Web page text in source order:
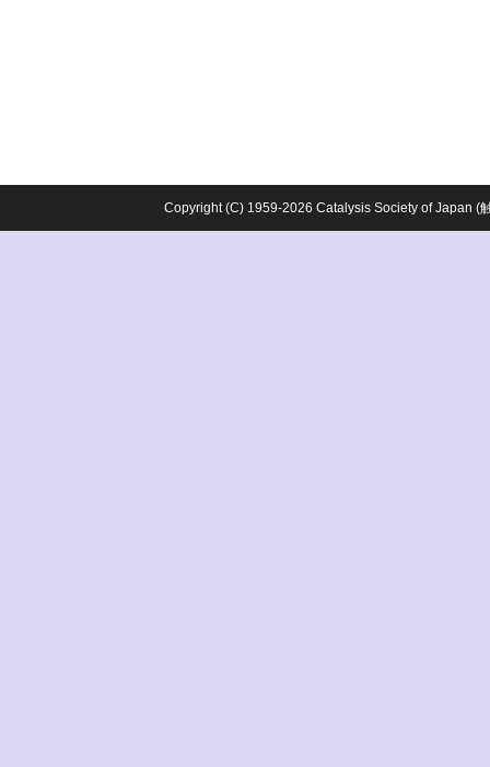
Copyright (C) 1959-2026 Catalysis Society of Japan (